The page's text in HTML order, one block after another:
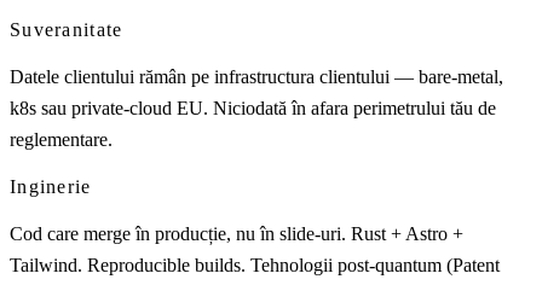
Suveranitate
Datele clientului rămân pe infrastructura clientului — bare-metal,
k8s sau private-cloud EU. Niciodată în afara perimetrului tău de
reglementare.
Inginerie
Cod care merge în producție, nu în slide-uri. Rust + Astro +
Tailwind. Reproducible builds. Tehnologii post-quantum (Patent